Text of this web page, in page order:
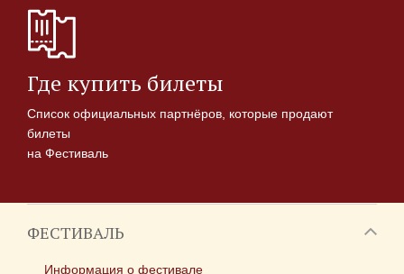
Где купить билеты
Список официальных партнёров, которые продают
билеты
на Фестиваль
ФЕСТИВАЛЬ
Информация о фестивале